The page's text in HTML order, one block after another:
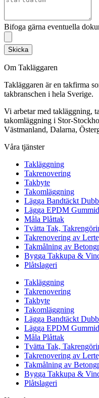
Bifoga gärna eventuella
Skicka
Om Takläggaren
Takläggaren är en takfirma
takbranschen i hela Sverige.
Vi arbetar med takläggning,
takomläggning i Stor-
Västmanland, Dalarna,
Våra tjänster
Takläggning
Takrenovering
Takbyte
Takomläggning
Lägga Bandtäckt
Lägga EPDM
Måla Plåttak
Tvätta Tak,
Takrenovering av
Takmålning av
Bygga Takkupa &
Plåtslageri
Takläggning
Takrenovering
Takbyte
Takomläggning
Lägga Bandtäckt
Lägga EPDM
Måla Plåttak
Tvätta Tak,
Takrenovering av
Takmålning av
Bygga Takkupa &
Plåtslageri